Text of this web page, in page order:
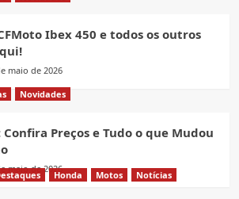
Ibex 450 e todos os outros
maio de 2026
Novidades
Confira Preços e Tudo o que Mudou
maio de 2026
Honda Motos
Notícias